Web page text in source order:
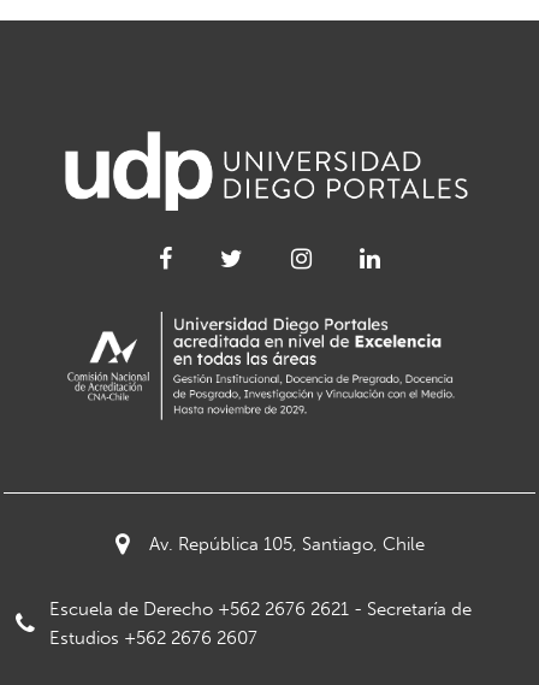
Av. República 105, Santiago, Chile
Escuela de Derecho +562 2676 2621 - Secretaría de
Estudios +562 2676 2607